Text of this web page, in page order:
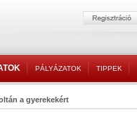
PÁLYÁZATOK TIPPEK
a gyerekekért